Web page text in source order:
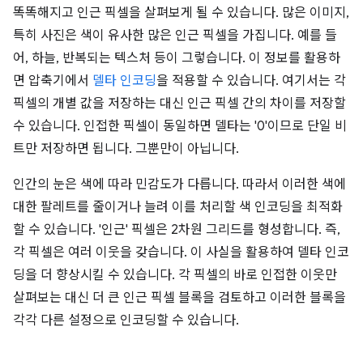
똑똑해지고 인근 픽셀을 살펴보게 될 수 있습니다. 많은 이미지,
특히 사진은 색이 유사한 많은 인근 픽셀을 가집니다. 예를 들
어, 하늘, 반복되는 텍스처 등이 그렇습니다. 이 정보를 활용하
면 압축기에서 델타 인코딩을 적용할 수 있습니다. 여기서는 각
픽셀의 개별 값을 저장하는 대신 인근 픽셀 간의 차이를 저장할
수 있습니다. 인접한 픽셀이 동일하면 델타는 '0'이므로 단일 비
트만 저장하면 됩니다. 그뿐만이 아닙니다.
인간의 눈은 색에 따라 민감도가 다릅니다. 따라서 이러한 색에
대한 팔레트를 줄이거나 늘려 이를 처리할 색 인코딩을 최적화
할 수 있습니다. '인근' 픽셀은 2차원 그리드를 형성합니다. 즉,
각 픽셀은 여러 이웃을 갖습니다. 이 사실을 활용하여 델타 인코
딩을 더 향상시킬 수 있습니다. 각 픽셀의 바로 인접한 이웃만
살펴보는 대신 더 큰 인근 픽셀 블록을 검토하고 이러한 블록을
각각 다른 설정으로 인코딩할 수 있습니다.